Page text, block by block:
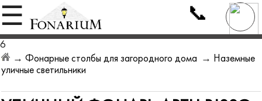
☰ 📞
6
→Фонарные столбы для загородного дома → Наземные
уличные светильники